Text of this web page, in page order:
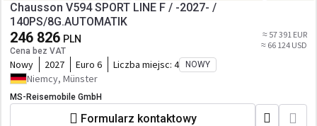
Chausson V594 SPORT LINE F / -2027- /
140PS/8G.AUTOMATIK
246 826 PLN
Cena bez VAT
≈ 57 391 EUR
≈ 66 124 USD
Nowy 2027 Euro 6 Liczba miejsc: 4 NOWY
Niemcy, Münster
MS-Reisemobile GmbH
Formularz kontaktowy